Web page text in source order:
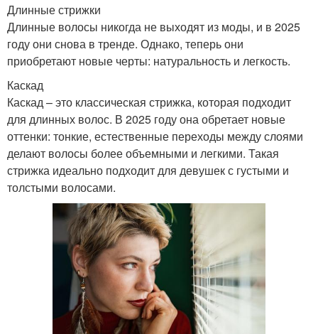
Длинные стрижки
Длинные волосы никогда не выходят из моды, и в 2025
году они снова в тренде. Однако, теперь они
приобретают новые черты: натуральность и легкость.
Каскад
Каскад – это классическая стрижка, которая подходит
для длинных волос. В 2025 году она обретает новые
оттенки: тонкие, естественные переходы между слоями
делают волосы более объемными и легкими. Такая
стрижка идеально подходит для девушек с густыми и
толстыми волосами.